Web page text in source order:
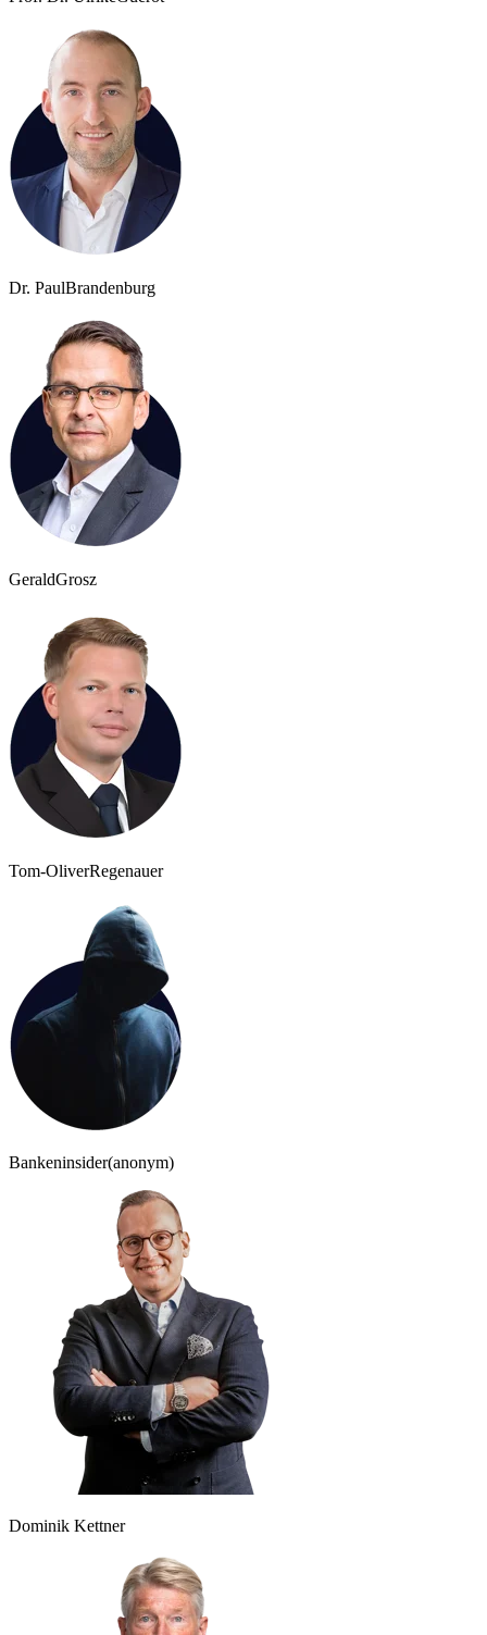
Dr. PaulBrandenburg
GeraldGrosz
Tom-OliverRegenauer
Bankeninsider(anonym)
Dominik Kettner